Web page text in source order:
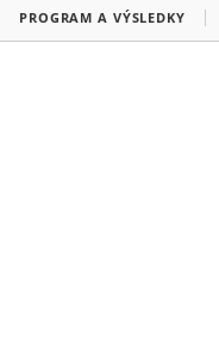
PROGRAM A VÝSLEDKY